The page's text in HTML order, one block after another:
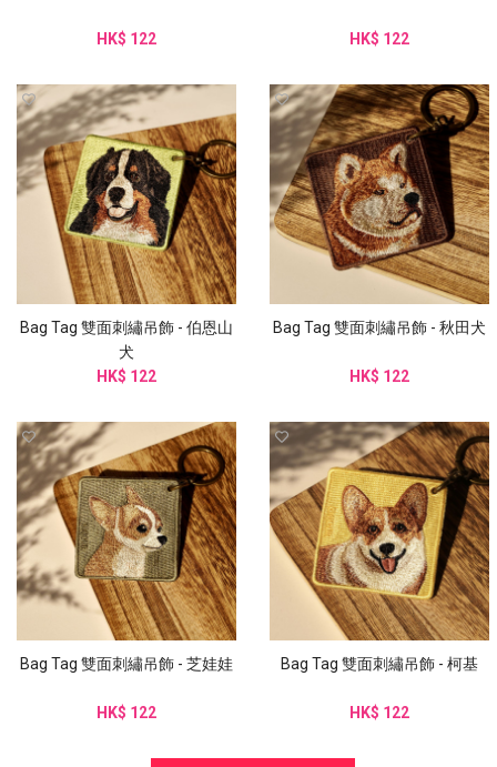
HK$ 122 HK$ 122
Bag Tag 雙面刺繡吊飾 - 伯恩山
犬
HK$ 122
Bag Tag 雙面刺繡吊飾 - 秋田犬
HK$ 122
Bag Tag 雙面刺繡吊飾 - 芝娃娃
HK$ 122
Bag Tag 雙面刺繡吊飾 - 柯基
HK$ 122